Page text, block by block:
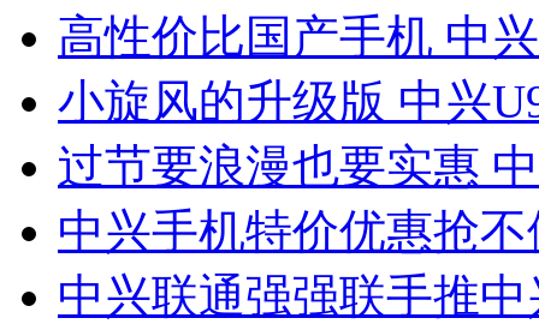
高性价比国产手机 中
小旋风的升级版 中兴
过节要浪漫也要实惠
中兴手机特价优惠抢不
中兴联通强强联手推中